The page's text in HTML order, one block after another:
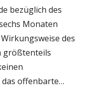
bezüglich des
Monaten
des
größtenteils
das offenbarte…